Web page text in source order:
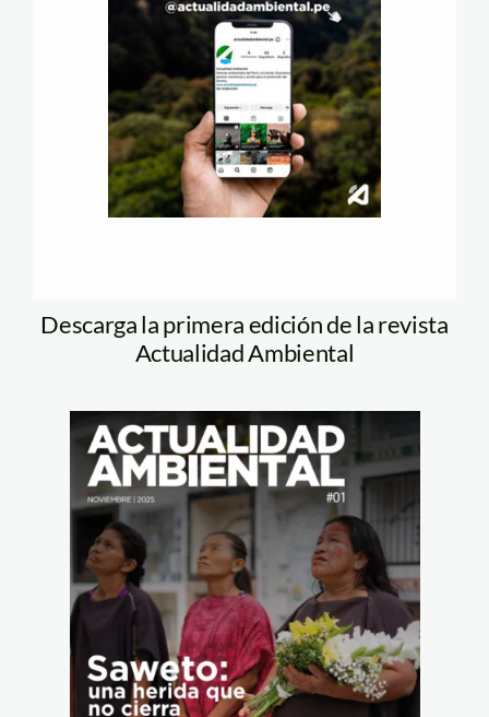
Descarga la primera edición de la revista
Actualidad Ambiental